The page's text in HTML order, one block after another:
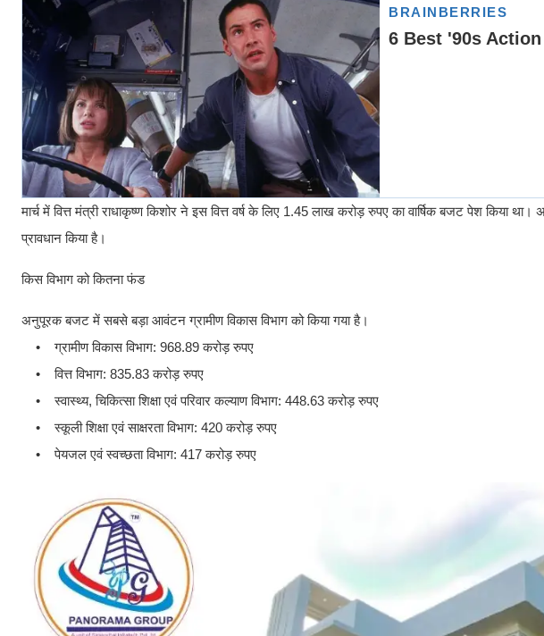
मार्च में वित्त मंत्री राधाकृष्ण किशोर ने इस वित्त वर्ष के लिए 1.45 लाख करोड़ रुपए का वार्षिक बजट पेश किया
प्रावधान किया है।
किस विभाग को कितना फंड
अनुपूरक बजट में सबसे बड़ा आवंटन ग्रामीण विकास विभाग को किया गया है।
• ग्रामीण विकास विभाग: 968.89 करोड़ रुपए
• वित्त विभाग: 835.83 करोड़ रुपए
• स्वास्थ्य, चिकित्सा शिक्षा एवं परिवार कल्याण विभाग: 448.63 करोड़ रुपए
• स्कूली शिक्षा एवं साक्षरता विभाग: 420 करोड़ रुपए
• पेयजल एवं स्वच्छता विभाग: 417 करोड़ रुपए